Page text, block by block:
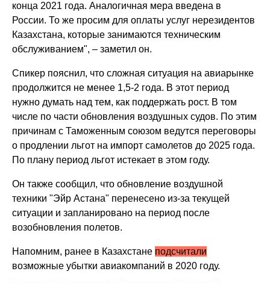
конца 2021 года. Аналогичная мера введена в
России. То же просим для оплаты услуг нерезидентов
Казахстана, которые занимаются техническим
обслуживанием", – заметил он.
Спикер пояснил, что сложная ситуация на авиарынке
продолжится не менее 1,5-2 года. В этот период
нужно думать над тем, как поддержать рост. В том
числе по части обновления воздушных судов. По этим
причинам с Таможенным союзом ведутся переговоры
о продлении льгот на импорт самолетов до 2025 года.
По плану период льгот истекает в этом году.
Он также сообщил, что обновление воздушной
техники "Эйр Астана" перенесено из-за текущей
ситуации и запланировано на период после
возобновления полетов.
Напомним, ранее в Казахстане подсчитали
возможные убытки авиакомпаний в 2020 году.